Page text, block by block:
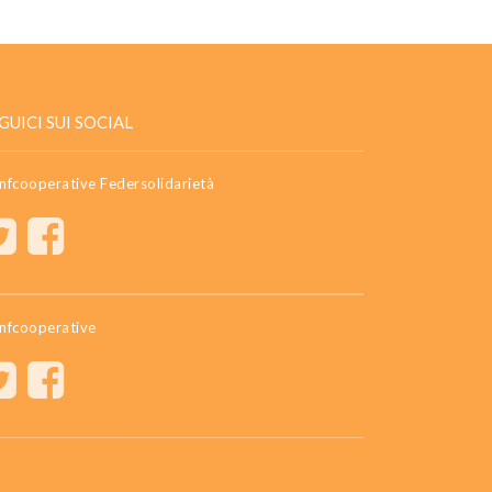
SUI SOCIAL
Federsolidarietà